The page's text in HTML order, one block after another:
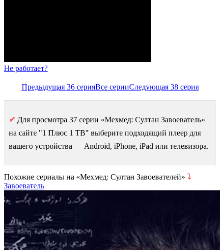
Не работает?
Предыдущая 36 серияВсе серииСледующая 38 серия
✔ Для просмотра 37 серии «Мехмед: Султан Завоеватель»
на сайте "1 Плюс 1 ТВ" выберите подходящий плеер для
вашего устройства — Android, iPhone, iPad или телевизора.
Похожие сериалы на «Мехмед: Султан Завоевателей» ⤵
Завоеватель